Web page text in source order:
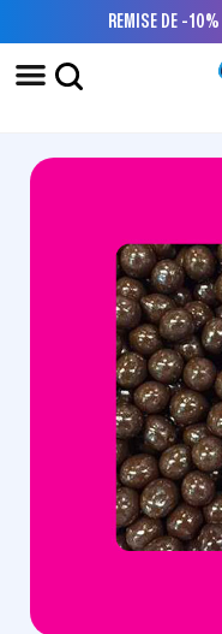
REMISE DE -10%